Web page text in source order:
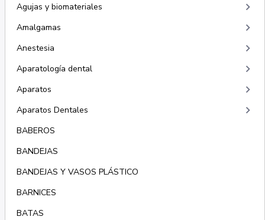
Agujas y biomateriales keyboard_arrow_right
Amalgamas keyboard_arrow_right
Anestesia keyboard_arrow_right
Aparatología dental keyboard_arrow_right
Aparatos keyboard_arrow_right
Aparatos Dentales keyboard_arrow_right
BABEROS
BANDEJAS
BANDEJAS Y VASOS PLÁSTICO
BARNICES
BATAS